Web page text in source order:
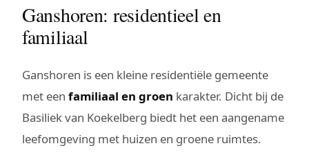
Ganshoren: residentieel en
familiaal
Ganshoren is een kleine residentiële gemeente
met een familiaal en groen karakter. Dicht bij de
Basiliek van Koekelberg biedt het een aangename
leefomgeving met huizen en groene ruimtes.